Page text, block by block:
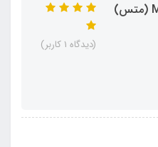
قیچی متزمبام Metzenbaum (متس)
(دیدگاه 1 کاربر)